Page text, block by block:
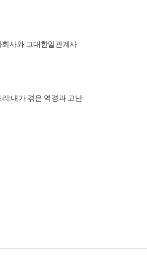
회사와 고대한일관계사
:내가 겪은 역경과 고난